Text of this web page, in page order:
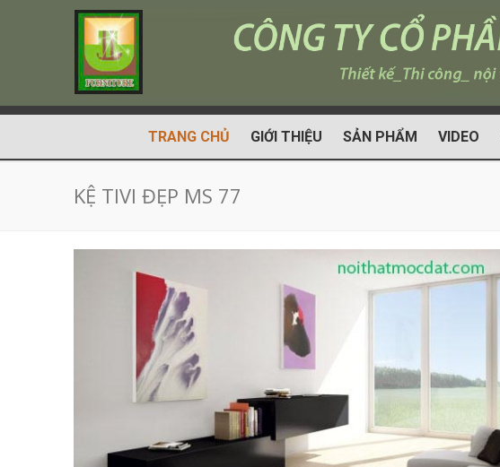
TRANG CHỦ GIỚI THIỆU SẢN PHẨM VIDEO
KỆ TIVI ĐẸP MS 77